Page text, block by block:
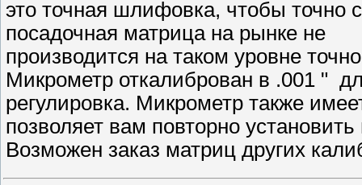
это точная шлифовка, чтобы точно
посадочная матрица на рынке не
производится на таком уровне
Микрометр откалиброван в .001 "
регулировка. Микрометр также
позволяет вам повторно
Возможен заказ матриц других